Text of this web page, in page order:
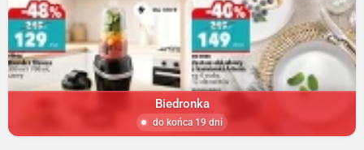
Biedronka
do końca 19 dni